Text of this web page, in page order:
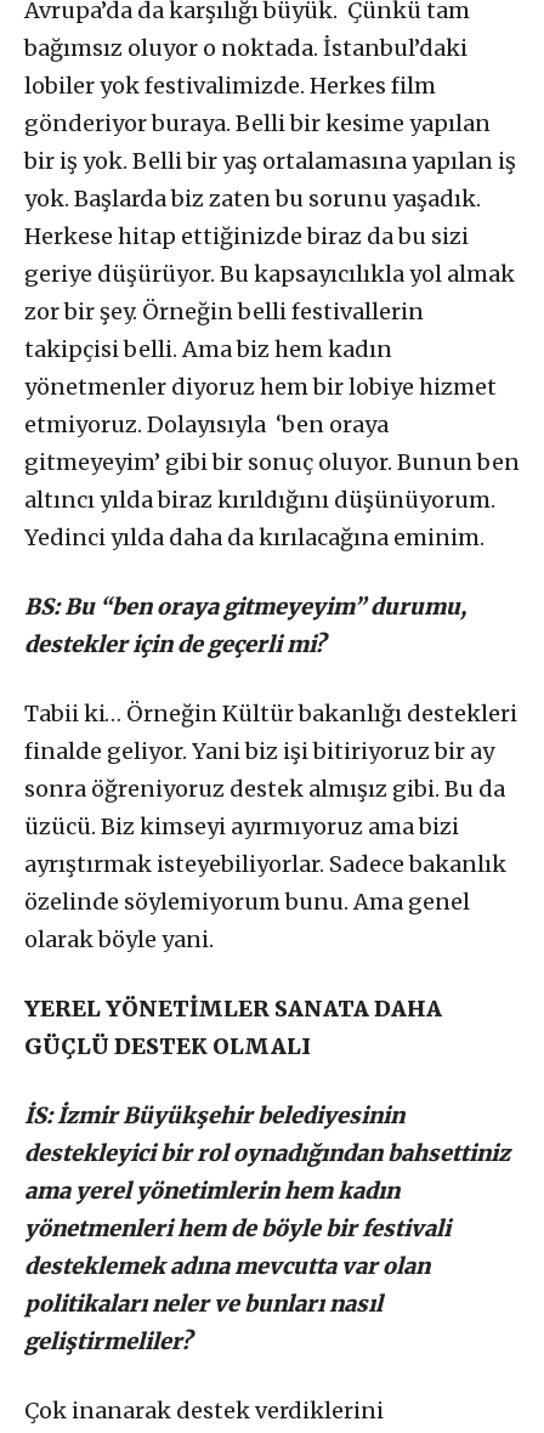
Avrupa’da da karşılığı büyük. Çünkü tam
bağımsız oluyor o noktada. İstanbul’daki
lobiler yok festivalimizde. Herkes film
gönderiyor buraya. Belli bir kesime yapılan
bir iş yok. Belli bir yaş ortalamasına yapılan iş
yok. Başlarda biz zaten bu sorunu yaşadık.
Herkese hitap ettiğinizde biraz da bu sizi
geriye düşürüyor. Bu kapsayıcılıkla yol almak
zor bir şey. Örneğin belli festivallerin
takipçisi belli. Ama biz hem kadın
yönetmenler diyoruz hem bir lobiye hizmet
etmiyoruz. Dolayısıyla ‘ben oraya
gitmeyeyim’ gibi bir sonuç oluyor. Bunun ben
altıncı yılda biraz kırıldığını düşünüyorum.
Yedinci yılda daha da kırılacağına eminim.
BS: Bu “ben oraya gitmeyeyim” durumu,
destekler için de geçerli mi?
Tabii ki… Örneğin Kültür bakanlığı destekleri
finalde geliyor. Yani biz işi bitiriyoruz bir ay
sonra öğreniyoruz destek almışız gibi. Bu da
üzücü. Biz kimseyi ayırmıyoruz ama bizi
ayrıştırmak isteyebiliyorlar. Sadece bakanlık
özelinde söylemiyorum bunu. Ama genel
olarak böyle yani.
YEREL YÖNETİMLER SANATA DAHA
GÜÇLÜ DESTEK OLMALI
İS: İzmir Büyükşehir belediyesinin
destekleyici bir rol oynadığından bahsettiniz
ama yerel yönetimlerin hem kadın
yönetmenleri hem de böyle bir festivali
desteklemek adına mevcutta var olan
politikaları neler ve bunları nasıl
geliştirmeliler?
Çok inanarak destek verdiklerini